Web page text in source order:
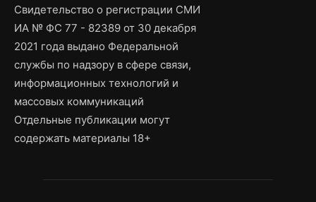
Свидетельство о регистрации СМИ
ИА № ФС 77 - 82389 от 30 декабря
2021 года выдано Федеральной
службы по надзору в сфере связи,
информационных технологий и
массовых коммуникаций
Отдельные публикации могут
содержать материалы 18+